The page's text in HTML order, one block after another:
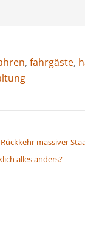
, fahrgäste,
massiver
alles anders?